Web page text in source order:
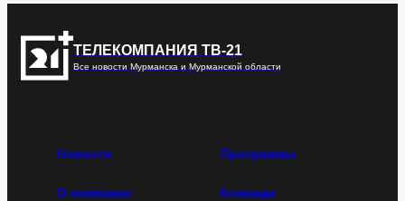
ТЕЛЕКОМПАНИЯ ТВ-21
Все новости Мурманска и Мурманской области
Новости Программы
О компании Команда